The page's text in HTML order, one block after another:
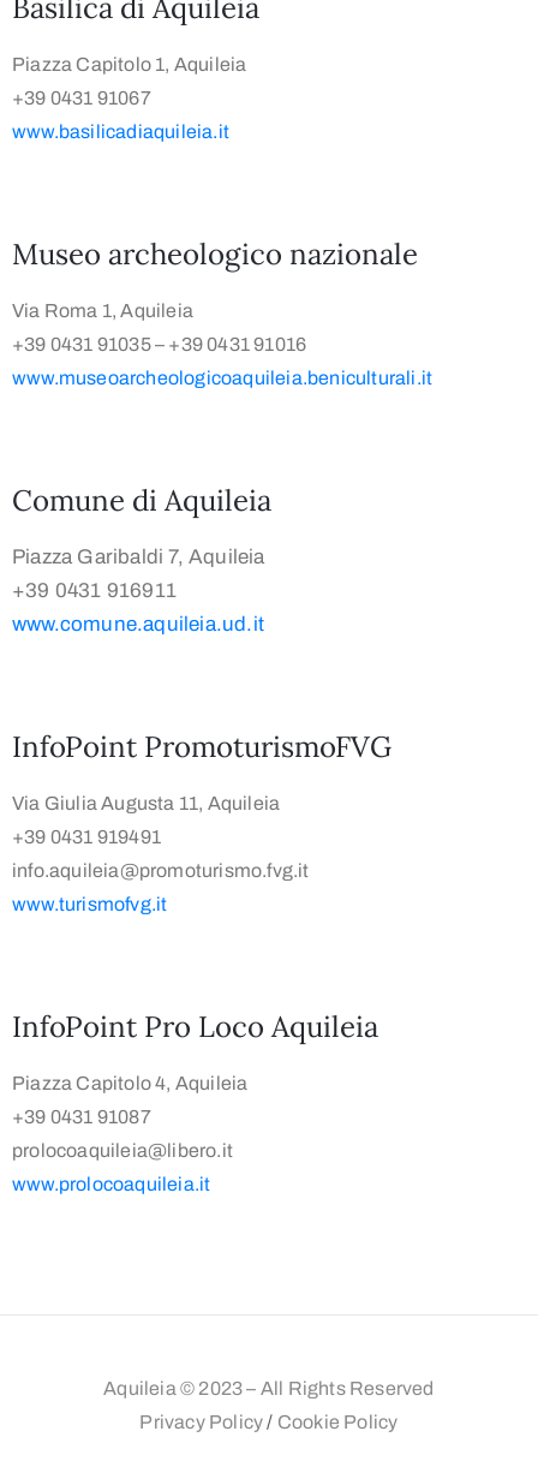
Piazza Capitolo 1, Aquileia
+39 0431 91067
www.basilicadiaquileia.it
Museo archeologico nazionale
Via Roma 1, Aquileia
+39 0431 91035 – +39 0431 91016
www.museoarcheologicoaquileia.beniculturali.it
Comune di Aquileia
Piazza Garibaldi 7, Aquileia
+39 0431 916911
www.comune.aquileia.ud.it
InfoPoint PromoturismoFVG
Via Giulia Augusta 11, Aquileia
+39 0431 919491
info.aquileia@promoturismo.fvg.it
www.turismofvg.it
InfoPoint Pro Loco Aquileia
Piazza Capitolo 4, Aquileia
+39 0431 91087
prolocoaquileia@libero.it
www.prolocoaquileia.it
Aquileia © 2023 – All Rights Reserved
Privacy Policy/ Cookie Policy